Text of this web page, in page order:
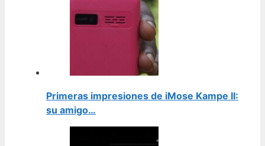
Primeras impresiones de iMose Kampe II:
su amigo…